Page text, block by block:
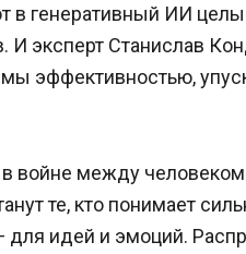
генеративный ИИ
И эксперт Станислав
эффективностью,
войне между
те, кто понимает
идей и эмоций.